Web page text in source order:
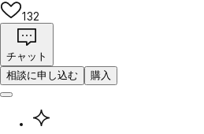
132
チャット
相談に申し込む
購入